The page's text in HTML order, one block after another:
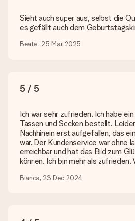
Suchst du ein spezielles Geschenk
bestimmten Farbe aber wirst auf
Kontaktiere bitte unseren
weitergeholfen!
Geschenkkarte“ an. Klicke diese
weiß, von wem die Überraschung ist.
Wird mein Geschenk in
Derzeit bieten wir (noch) keinen
Geschenke werden in einer fröhlichen
geliefert. Somit ist dein Geschenk
Verschenken bereit oder kann sofort
geschickt werden.
Sieht auch super aus, selbst die
es gefällt auch dem
Beate , 25 Mar 2025
5 / 5
Ich war sehr zufrieden. Ich habe
Tassen und Socken bestellt.
Nachhinein erst aufgefallen, das
war. Der Kundenservice war ohne
erreichbar und hat das Bild zum
können. Ich bin mehr als zufrieden.
Bianca, 23 Dec 2024